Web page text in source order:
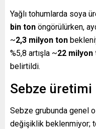
Yağlı tohumlarda soya
bin ton öngörülürken,
~2,3 milyon ton
%5,8 artışla ~22 milyon
belirtildi.
Sebze üretimi
Sebze grubunda genel
değişiklik beklenmiyor;